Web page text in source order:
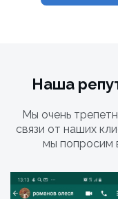
Наша
Мы очень
связи от наших
мы попросим